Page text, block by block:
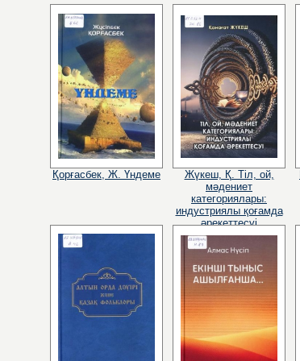
Қорғасбек, Ж. Үндеме
Жүкеш, Қ. Тіл, ой,
мәдениет
категориялары:
индустриялы қоғамда
әрекеттесуі